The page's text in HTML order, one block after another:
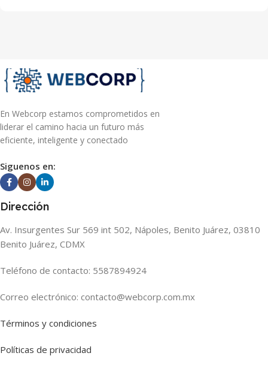
En Webcorp estamos comprometidos en
liderar el camino hacia un futuro más
eficiente, inteligente y conectado
Siguenos en:
Dirección
Av. Insurgentes Sur 569 int 502, Nápoles, Benito Juárez, 03810
Benito Juárez, CDMX
Teléfono de contacto: 5587894924
Correo electrónico: contacto@webcorp.com.mx
Términos y condiciones
Políticas de privacidad